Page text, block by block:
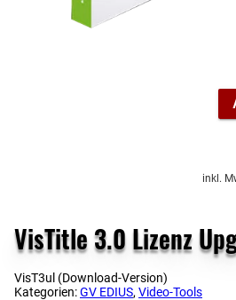
inkl.
VisTitle 3.0 Lizenz
VisT3ul (Download-Version)
Kategorien:GV EDIUS, Video-Tools